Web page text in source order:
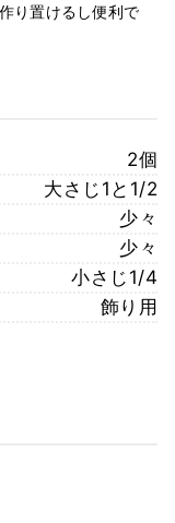
り置けるし便利で
2個
大さじ1と1/2
少々
少々
小さじ1/4
飾り用